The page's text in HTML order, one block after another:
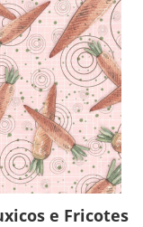
e Fricotes